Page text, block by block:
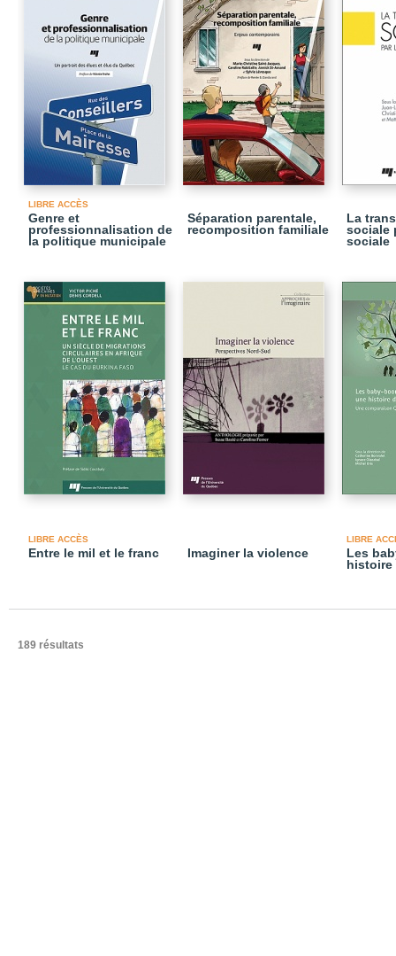
LIBRE ACCÈS
Genre et
professionnalisation de
la politique municipale
Séparation parentale,
recomposition familiale
La
sociale
sociale
LIBRE ACCÈS
Entre le mil et le franc Imaginer la violence
LIBRE
Les
histoire
189 résultats